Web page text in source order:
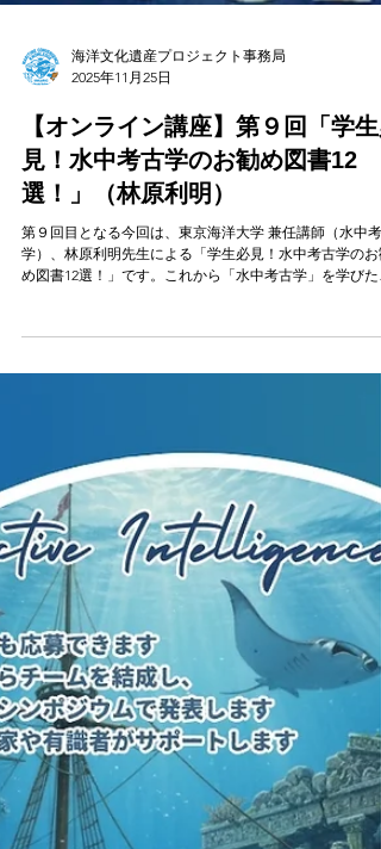
海洋文化遺産プロジェクト事務局
2025年11月25日
【オンライン講座】第９回「学生
見！水中考古学のお勧め図書12
選！」（林原利明）
学）、林原利明先生による「学生必見！水中考古学のお
在入手可能なもの（購入できるもの，あるいは図書館等
所蔵されているもの）を12冊厳選して紹介します。ぜひ
読んでみてください。